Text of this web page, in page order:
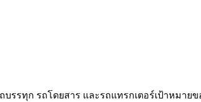
รทุก รถโดยสาร และรถแทรกเตอร์เป้าหมาย